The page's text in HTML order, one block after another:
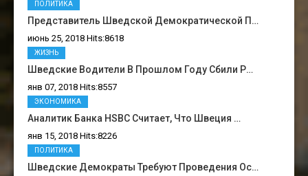
Представитель Шведской Демократической П…
июнь 25, 2018 Hits:8618
ПОЛИТИКА
Шведские Водители В Прошлом Году Сбили Р…
янв 07, 2018 Hits:8557
ЖИЗНЬ
Аналитик Банка HSBC Считает, Что Швеция …
янв 15, 2018 Hits:8226
ЭКОНОМИКА
Шведские Демократы Требуют Проведения Ос…
ПОЛИТИКА